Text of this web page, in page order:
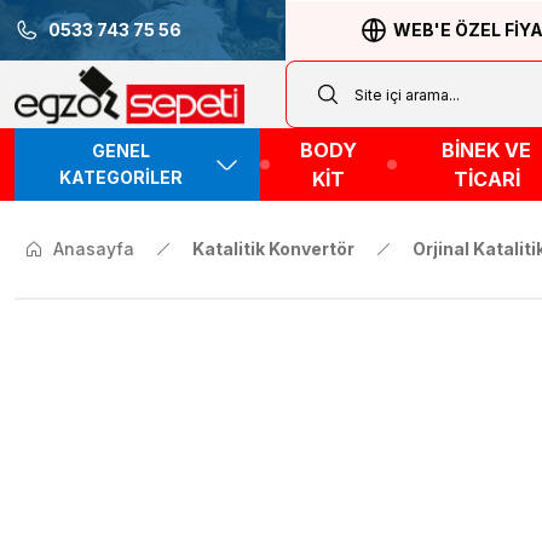
0533 743 75 56 WEB'E ÖZEL
GENEL
KATEGORİLER
BODY
KİT
BİNEK VE
TİCARİ
Anasayfa Katalitik Konvertör Orjinal